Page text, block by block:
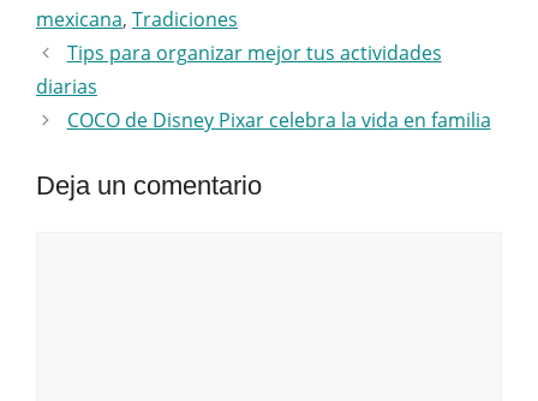
mexicana, Tradiciones
Tips para organizar mejor tus actividades
diarias
COCO de Disney Pixar celebra la vida en familia
Deja un comentario